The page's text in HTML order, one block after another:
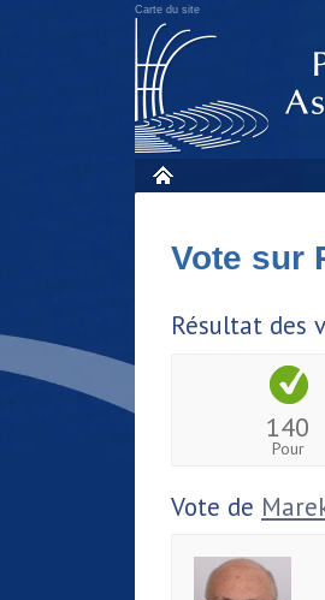
Carte du site
Vote sur
Résultat des
140
Pour
Vote de